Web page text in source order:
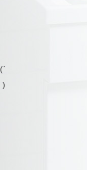
(7
)